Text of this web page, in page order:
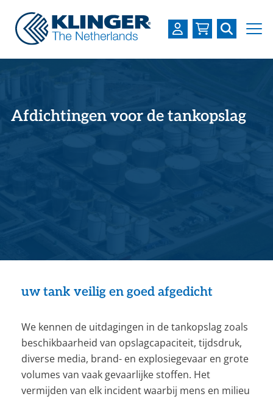
WERKEN BIJ
CONTACT
EN
Afdichtingen voor de tankopslag
uw tank veilig en goed afgedicht
We kennen de uitdagingen in de tankopslag zoals
beschikbaarheid van opslagcapaciteit, tijdsdruk,
diverse media, brand- en explosiegevaar en grote
volumes van vaak gevaarlijke stoffen. Het
vermijden van elk incident waarbij mens en milieu